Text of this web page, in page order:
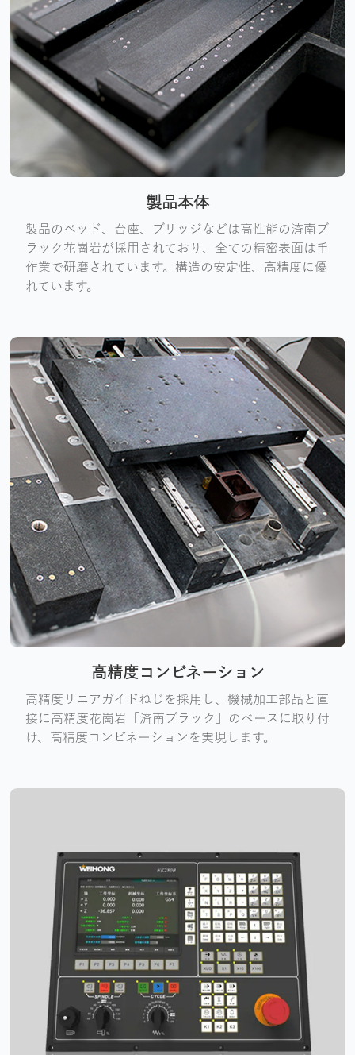
製品本体
製品のベッド、台座、ブリッジなどは高性能の済南ブ
ラック花崗岩が採用されており、全ての精密表面は手
作業で研磨されています。構造の安定性、高精度に優
れています。
高精度コンビネーション
高精度リニアガイドねじを採用し、機械加工部品と直
接に高精度花崗岩「済南ブラック」のベースに取り付
け、高精度コンビネーションを実現します。